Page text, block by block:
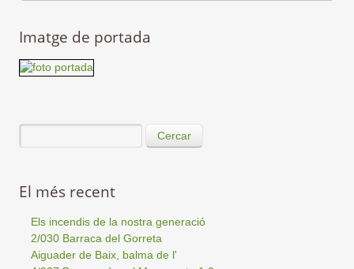
Imatge de portada
Cercar
El més recent
Els incendis de la nostra generació
2/030 Barraca del Gorreta
Aiguader de Baix, balma de l'